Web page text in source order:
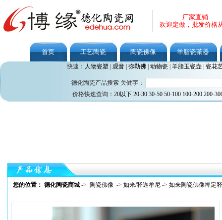
厂家直销
欢迎定做，批发价格
首页 工艺陶瓷 陶瓷佛像 羊脂瓷茶器
快速： 人物瓷塑 观音| 弥勒佛| 动物瓷| 羊脂玉瓷壶| 瓷花
德化陶瓷产品搜索 关健字：
价格快速查询： 20以下 20-30 30-50 50-100 100-200 200-
您的位置： 德化陶瓷商城 -> 陶瓷佛像 -> 如来/释迦牟尼 -> 如来陶瓷佛像禅定